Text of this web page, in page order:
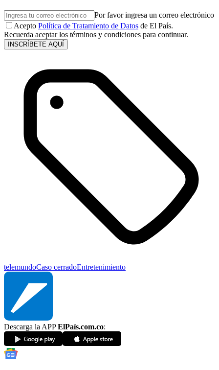
Por favor ingresa un correo electrónico
Acepto Política de Tratamiento de Datos de El País.
Recuerda aceptar los términos y condiciones para continuar.
INSCRÍBETE AQUÍ
telemundoCaso cerradoEntretenimiento
Descarga la APPElPaís.com.co: